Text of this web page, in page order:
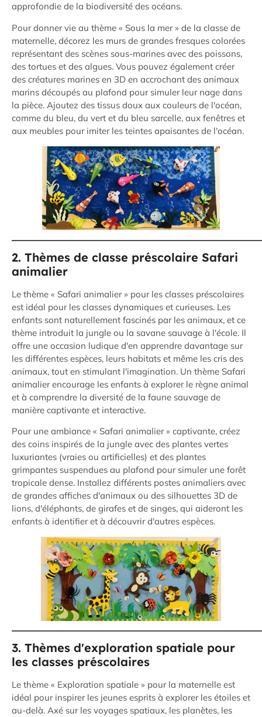
approfondie de la biodiversité des océans.
Pour donner vie au thème « Sous la mer » de la classe de
maternelle, décorez les murs de grandes fresques colorées
représentant des scènes sous-marines avec des poissons,
des tortues et des algues. Vous pouvez également créer
des créatures marines en 3D en accrochant des animaux
marins découpés au plafond pour simuler leur nage dans
la pièce. Ajoutez des tissus doux aux couleurs de l'océan,
comme du bleu, du vert et du bleu sarcelle, aux fenêtres et
aux meubles pour imiter les teintes apaisantes de l'océan.
2. Thèmes de classe préscolaire Safari
animalier
Le thème « Safari animalier » pour les classes préscolaires
est idéal pour les classes dynamiques et curieuses. Les
enfants sont naturellement fascinés par les animaux, et ce
thème introduit la jungle ou la savane sauvage à l'école. Il
offre une occasion ludique d'en apprendre davantage sur
les différentes espèces, leurs habitats et même les cris des
animaux, tout en stimulant l'imagination. Un thème Safari
animalier encourage les enfants à explorer le règne animal
et à comprendre la diversité de la faune sauvage de
manière captivante et interactive.
Pour une ambiance « Safari animalier » captivante, créez
des coins inspirés de la jungle avec des plantes vertes
luxuriantes (vraies ou artificielles) et des plantes
grimpantes suspendues au plafond pour simuler une forêt
tropicale dense. Installez différents postes animaliers avec
de grandes affiches d'animaux ou des silhouettes 3D de
lions, d'éléphants, de girafes et de singes, qui aideront les
enfants à identifier et à découvrir d'autres espèces.
3. Thèmes d'exploration spatiale pour
les classes préscolaires
Le thème « Exploration spatiale » pour la maternelle est
idéal pour inspirer les jeunes esprits à explorer les étoiles et
au-delà. Axé sur les voyages spatiaux, les planètes, les